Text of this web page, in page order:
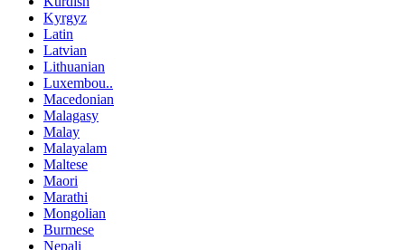
Kyrgyz
Latin
Latvian
Lithuanian
Luxembou..
Macedonian
Malagasy
Malay
Malayalam
Maltese
Maori
Marathi
Mongolian
Burmese
Nepali